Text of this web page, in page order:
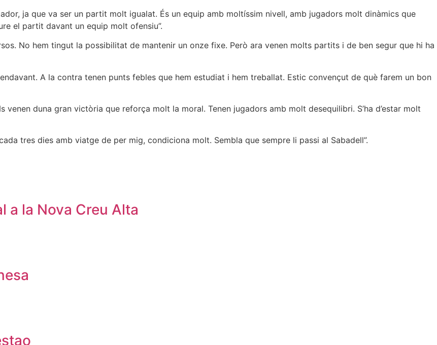
ja que va ser un partit molt igualat. És un equip amb moltíssim nivell, amb jugadors molt dinàmics que
el partit davant un equip molt ofensiu”.
No hem tingut la possibilitat de mantenir un onze fixe. Però ara venen molts partits i de ben segur que hi ha
A la contra tenen punts febles que hem estudiat i hem treballat. Estic convençut de què farem un bon
venen duna gran victòria que reforça molt la moral. Tenen jugadors amb molt desequilibri. S’ha d’estar molt
tres dies amb viatge de per mig, condiciona molt. Sembla que sempre li passi al Sabadell”.
a la Nova Creu Alta